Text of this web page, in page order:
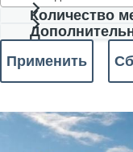
Количество